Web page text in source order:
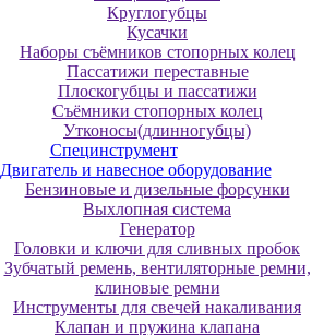
Круглогубцы
Кусачки
Наборы съёмников стопорных колец
Пассатижи переставные
Плоскогубцы и пассатижи
Съёмники стопорных колец
Утконосы(длинногубцы)
Специнструмент
Двигатель и навесное оборудование
Бензиновые и дизельные форсунки
Выхлопная система
Генератор
Головки и ключи для сливных пробок
Зубчатый ремень, вентиляторные ремни,
клиновые ремни
Инструменты для свечей накаливания
Клапан и пружина клапана